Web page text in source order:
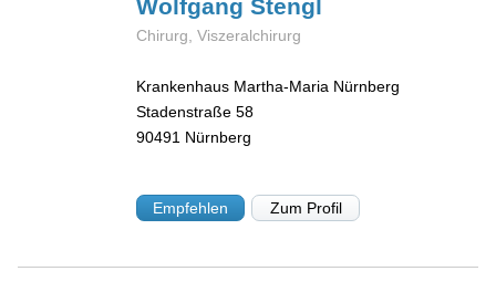
WolfgangStengl
Chirurg, Viszeralchirurg
Krankenhaus Martha-Maria Nürnberg
Stadenstraße 58
90491 Nürnberg
Empfehlen Zum Profil